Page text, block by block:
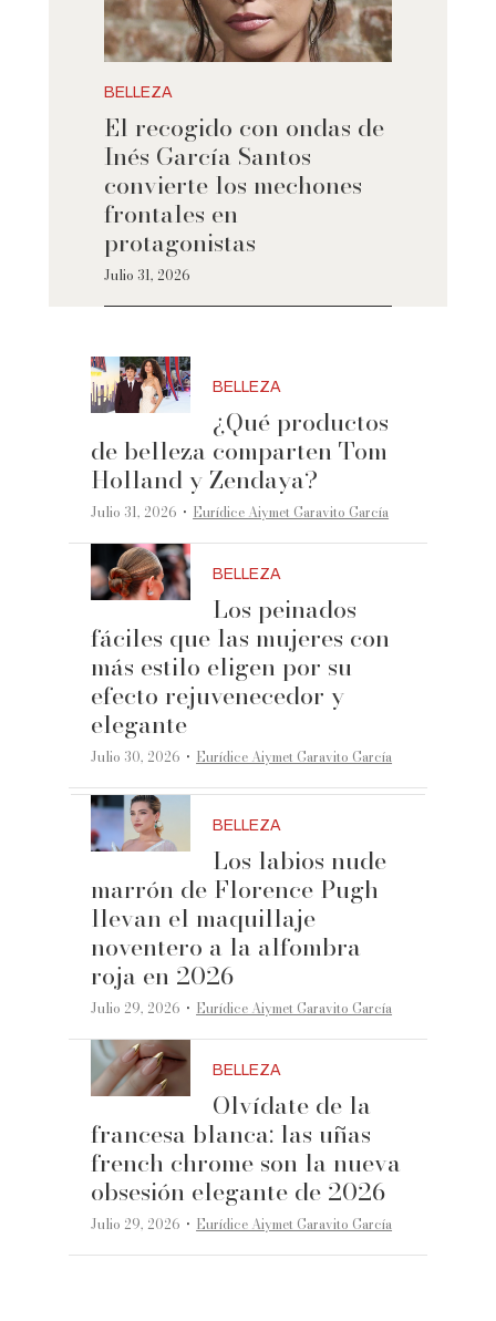
BELLEZA
El recogido con ondas de
Inés García Santos
convierte los mechones
frontales en
protagonistas
Julio 31, 2026
BELLEZA
¿Qué productos
de belleza comparten Tom
Holland y Zendaya?
Julio 31, 2026 ·Eurídice Aiymet Garavito García
BELLEZA
Los peinados
fáciles que las mujeres con
más estilo eligen por su
efecto rejuvenecedor y
elegante
Julio 30, 2026 ·Eurídice Aiymet Garavito García
BELLEZA
Los labios nude
marrón de Florence Pugh
llevan el maquillaje
noventero a la alfombra
roja en 2026
Julio 29, 2026 ·Eurídice Aiymet Garavito García
BELLEZA
Olvídate de la
francesa blanca: las uñas
french chrome son la nueva
obsesión elegante de 2026
Julio 29, 2026 ·Eurídice Aiymet Garavito García